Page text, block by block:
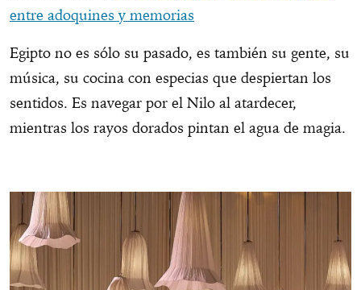
entre adoquines y memorias
Egipto no es sólo su pasado, es también su gente, su
música, su cocina con especias que despiertan los
sentidos. Es navegar por el Nilo al atardecer,
mientras los rayos dorados pintan el agua de magia.